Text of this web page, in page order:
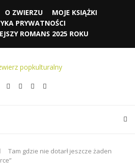
O ZWIERZU
MOJE KSIĄŻKI
PRYWATNOŚCI
ROMANS 2025 ROKU
Tam gdzie nie dotarł jeszcze żaden